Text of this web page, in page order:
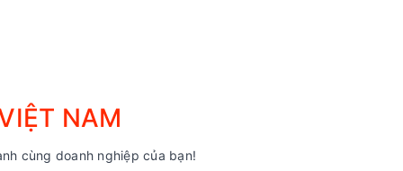
NAM
cùng doanh nghiệp của bạn!